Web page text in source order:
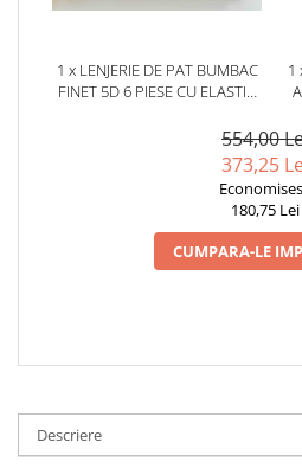
1 x LENJERIE DE PAT BUMBAC
FINET 5D 6 PIESE CU ELASTIC
1
554,00
373,25
180,75 Lei
CUMPARA-LE
Descriere